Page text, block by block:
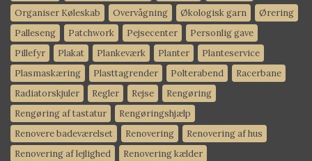
Organiser Køleskab
Overvågning Økologisk garn
Ørering
Palleseng
Patchwork Pejsecenter
Personlig gave
Pillefyr
Plakat Plankeværk Planter
Planteservice
Plasmaskæring
Plasttagrender Polterabend
Racerbane
Radiatorskjuler
Regler Rejse
Rengøring
Rengøring af tastatur
Rengøringshjælp
Renovere badeværelset
Renovering
Renovering af hus
Renovering af lejlighed
Renovering kælder